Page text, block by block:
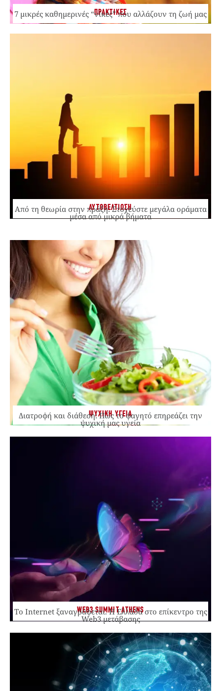
ΠΡΑΚΤΙΚΕΣ
7 μικρές καθημερινές “νίκες” που αλλάζουν τη ζωή μας
ΑΥΤΟΒΕΛΤΙΩΣΗ
Από τη θεωρία στην πράξη: Στοχεύστε μεγάλα οράματα
μέσα από μικρά βήματα
ΨΥΧΙΚΗ ΥΓΕΙΑ
Διατροφή και διάθεση: Πώς το φαγητό επηρεάζει την
ψυχική μας υγεία
WEB3 SUMMIT ATHENS
Το Internet ξαναγράφεται. Η Ελλάδα στο επίκεντρο της
Web3 μετάβασης